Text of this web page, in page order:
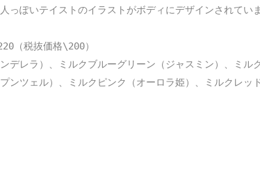
ぽいテイストのイラストがボディにデザインされていま
（税抜価格\200）
デレラ）、ミルクブルーグリーン（ジャスミン）、ミル
ンツェル）、ミルクピンク（オーロラ姫）、ミルクレッ